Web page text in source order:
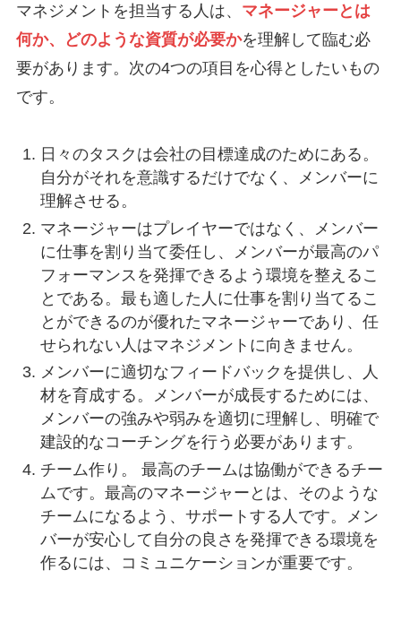
マネジメントを担当する人は、 マネージャーとは
何か、どのような資質が必要かを理解して臨む必
要があります。次の4つの項目を心得としたいもの
です。
日々のタスクは会社の目標達成のためにある。
自分がそれを意識するだけでなく、メンバーに
理解させる。
マネージャーはプレイヤーではなく、メンバー
に仕事を割り当て委任し、メンバーが最高のパ
フォーマンスを発揮できるよう環境を整えるこ
とである。最も適した人に仕事を割り当てるこ
とができるのが優れたマネージャーであり、任
せられない人はマネジメントに向きません。
メンバーに適切なフィードバックを提供し、人
材を育成する。メンバーが成長するためには、
メンバーの強みや弱みを適切に理解し、明確で
建設的なコーチングを行う必要があります。
チーム作り。 最高のチームは協働ができるチー
ムです。最高のマネージャーとは、そのような
チームになるよう、サポートする人です。メン
バーが安心して自分の良さを発揮できる環境を
作るには、コミュニケーションが重要です。